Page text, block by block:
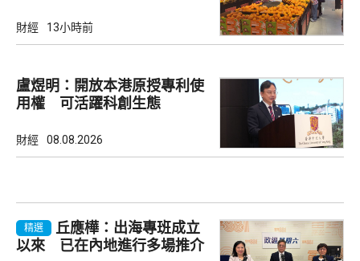
財經 13小時前
盧煜明：開放本港原授專利使
用權 可活躍科創生態
財經 08.08.2026
精選
丘應樺：出海專班成立
以來 已在內地進行多場推介